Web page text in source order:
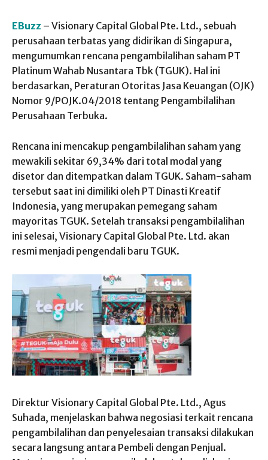
EBuzz – Visionary Capital Global Pte. Ltd., sebuah
perusahaan terbatas yang didirikan di Singapura,
mengumumkan rencana pengambilalihan saham PT
Platinum Wahab Nusantara Tbk (TGUK). Hal ini
berdasarkan, Peraturan Otoritas Jasa Keuangan (OJK)
Nomor 9/POJK.04/2018 tentang Pengambilalihan
Perusahaan Terbuka.
Rencana ini mencakup pengambilalihan saham yang
mewakili sekitar 69,34% dari total modal yang
disetor dan ditempatkan dalam TGUK. Saham-saham
tersebut saat ini dimiliki oleh PT Dinasti Kreatif
Indonesia, yang merupakan pemegang saham
mayoritas TGUK. Setelah transaksi pengambilalihan
ini selesai, Visionary Capital Global Pte. Ltd. akan
resmi menjadi pengendali baru TGUK.
Direktur Visionary Capital Global Pte. Ltd., Agus
Suhada, menjelaskan bahwa negosiasi terkait rencana
pengambilalihan dan penyelesaian transaksi dilakukan
secara langsung antara Pembeli dengan Penjual.